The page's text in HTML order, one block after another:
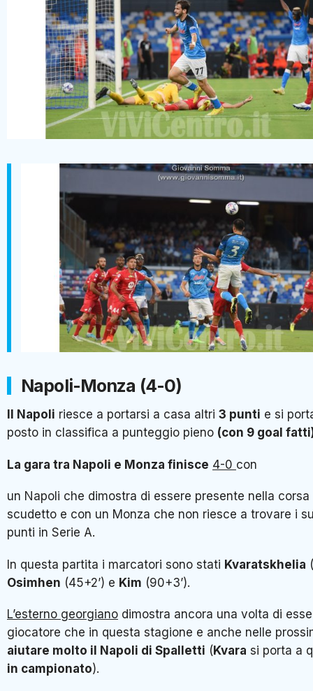
Napoli-Monza (4-0)
Il Napoli riesce a portarsi a casa altri 3 punti e si
posto in classifica a punteggio pieno (con 9 goal
La gara tra Napoli e Monza finisce 4-0 con
un Napoli che dimostra di essere presente nella corsa
scudetto e con un Monza che non riesce a trovare i
punti in Serie A.
In questa partita i marcatori sono stati Kvaratskhelia
Osimhen (45+2’) e Kim (90+3’).
L’esterno georgiano dimostra ancora una volta di
giocatore che in questa stagione e anche nelle
aiutare molto il Napoli di Spalletti ( Kvara si porta a
in campionato).